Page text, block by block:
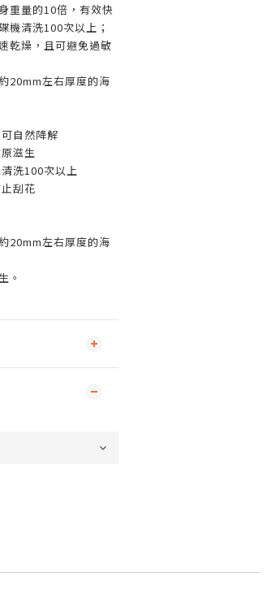
重量的10倍，有效快
機清洗100次以上；
乾燥，且可避免過敏
20mm左右厚度的海
自然降解
滋生
洗100次以上
刮花
20mm左右厚度的海
。